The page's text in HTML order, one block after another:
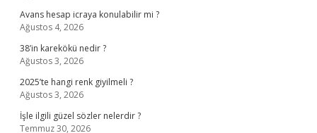
Avans hesap icraya konulabilir mi ?
Ağustos 4, 2026
38’in karekökü nedir ?
Ağustos 3, 2026
2025’te hangi renk giyilmeli ?
Ağustos 3, 2026
İşle ilgili güzel sözler nelerdir ?
Temmuz 30, 2026